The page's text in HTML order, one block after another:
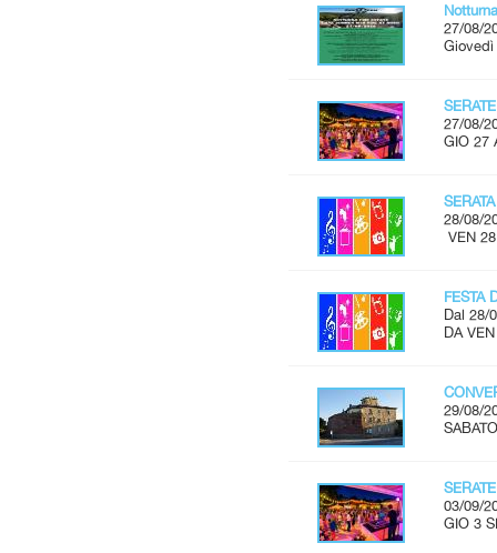
27/08/
Giovedì
27/08/
GIO 27
28/08/
VEN
FESTA
Dal 28/
DA
29/08/
03/09/
GIO 3